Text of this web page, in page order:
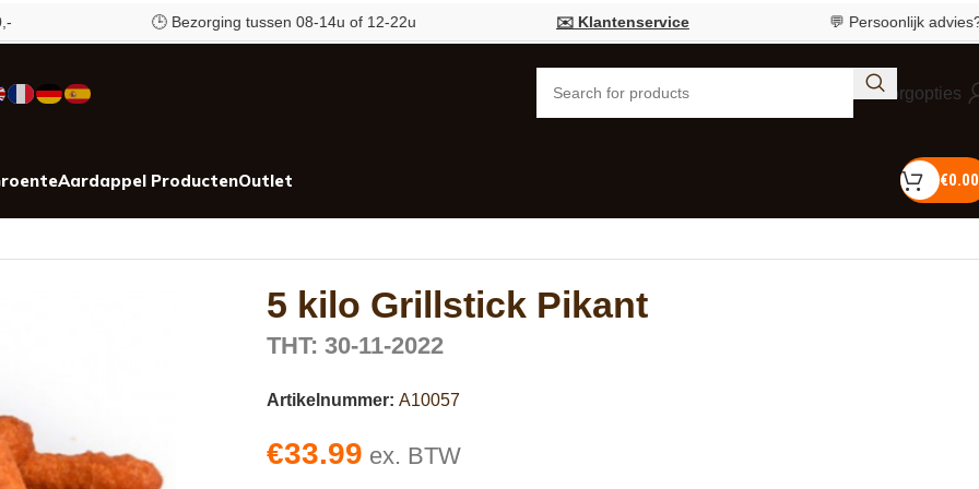
🕒 Bezorging tussen 08-14u of 12-22u ✉️ Klantenservice 💬 Persoonlijk advies?Bel
Bezorgopties
Aardappel ProductenOutlet €0.00
5 kilo Grillstick Pikant
THT: 30-11-2022
Artikelnummer: A10057
€33.99 ex. BTW